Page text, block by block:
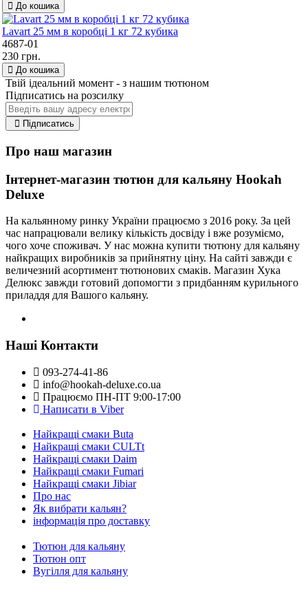
До кошика
Lavart 25 мм в коробці 1 кг 72 кубика
4687-01
230 грн.
До кошика
Твій ідеальний момент - з нашим тютюном
Підписатись на розсилку
Підписатись
Про наш магазин
Інтернет-магазин тютюн для кальяну Hookah
Deluxe
На кальянному ринку України працюємо з 2016 року. За цей
час напрацювали велику кількість досвіду і вже розуміємо,
чого хоче споживач. У нас можна купити тютюну для кальяну
найкращих виробників за прийнятну ціну. На сайті завжди є
величезний асортимент тютюнових смаків. Магазин Хука
Делюкс завжди готовий допомогти з придбанням курильного
приладдя для Вашого кальяну.
Наші Контакти
093-274-41-86
info@hookah-deluxe.co.ua
Працюємо ПН-ПТ 9:00-17:00
Написати в Viber
Найкращі смаки Buta
Найкращі смаки CULTt
Найкращі смаки Daim
Найкращі смаки Fumari
Найкращі смаки Jibiar
Про нас
Як вибрати кальян?
інформація про доставку
Тютюн для кальяну
Тютюн опт
Вугілля для кальяну